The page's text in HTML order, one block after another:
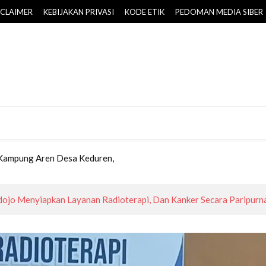
KEBIJAKAN PRIVASI KODE ETIK PEDOMAN MEDIA SIBER
Aren Desa Keduren,
Bupati Purworejo Kukuhkan Pengurus Kopwan Srikandi
Menyiapkan Layanan Radioterapi, Dan Kanker Secara